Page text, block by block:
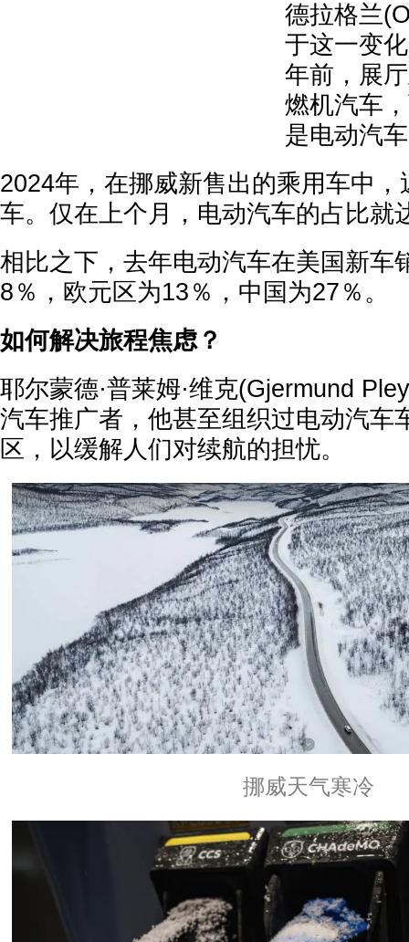
德拉格兰
于这一变
年前，展
燃机汽车
是电动汽
2024年，在挪威新售出的乘用车中
车。仅在上个月，电动汽车的占比就
相比之下，去年电动汽车在美国新车
8％，欧元区为13％，中国为27％。
如何解决旅程焦虑？
耶尔蒙德·普莱姆·维克(Gjermund
汽车推广者，他甚至组织过电动汽车
区，以缓解人们对续航的担忧。
挪威天气寒冷